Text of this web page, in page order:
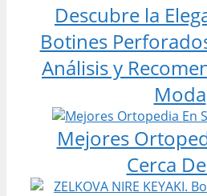
Descubre la
Botines
Análisis y
Moda
Mejores
Cerca